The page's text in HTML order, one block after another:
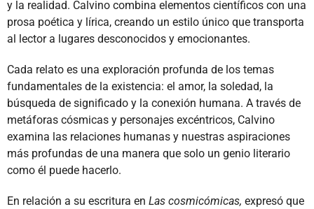
y la realidad. Calvino combina elementos científicos con una
prosa poética y lírica, creando un estilo único que transporta
al lector a lugares desconocidos y emocionantes.
Cada relato es una exploración profunda de los temas
fundamentales de la existencia: el amor, la soledad, la
búsqueda de significado y la conexión humana. A través de
metáforas cósmicas y personajes excéntricos, Calvino
examina las relaciones humanas y nuestras aspiraciones
más profundas de una manera que solo un genio literario
como él puede hacerlo.
En relación a su escritura en Las cosmicómicas, expresó que